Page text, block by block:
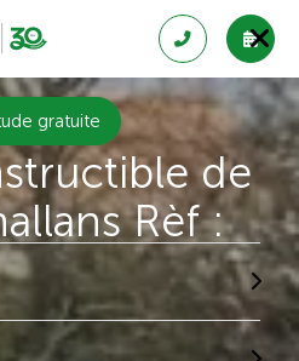
gratuite
de
Rèf :